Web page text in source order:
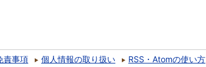
責事項 個人情報の取り扱い RSS・Atomの使い方